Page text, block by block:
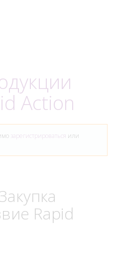
Action
зарегистрироваться или
Rapid